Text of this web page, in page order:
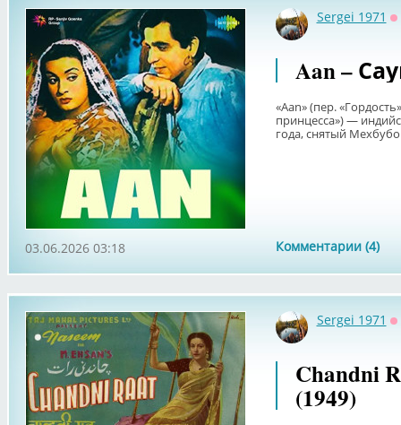
Sergei 1971
Aan –
«Aan» (пер.
принцесса») —
года, снятый
Комментарии (4)
03.06.2026 03:18
Sergei 1971
Chandni
(1949)